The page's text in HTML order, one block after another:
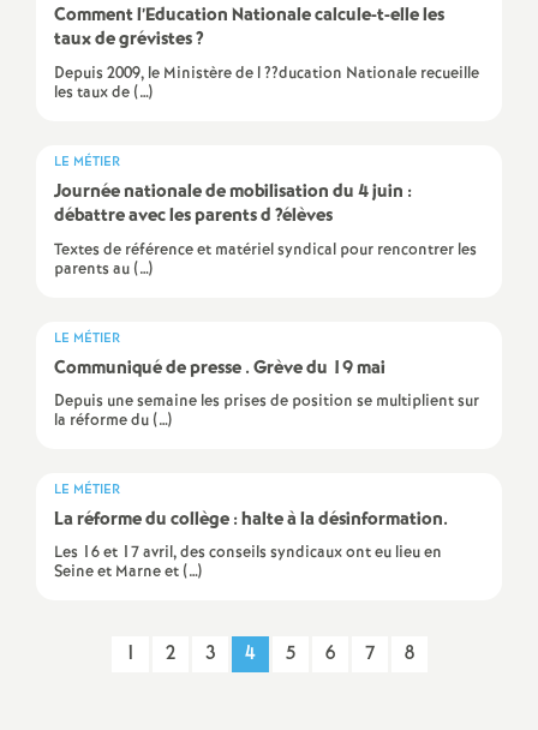
d
O
l
a
Comment l’Education Nationale calcule-t-elle les
taux de grévistes?
Depuis 2009, le Ministère de l ??ducation Nationale recueille
les taux de (…)
LE MÉTIER
Journée nationale de mobilisation du 4 juin :
débattre avec les parents d?élèves
Textes de référence et matériel syndical pour rencontrer les
parents au (…)
LE MÉTIER
Communiqué de presse . Grève du 19 mai
Depuis une semaine les prises de position se multiplient sur
la réforme du (…)
LE MÉTIER
La réforme du collège : halte à la désinformation.
Les 16 et 17 avril, des conseils syndicaux ont eu lieu en
Seine et Marne et (…)
1 2 3 4 5 6 7 8